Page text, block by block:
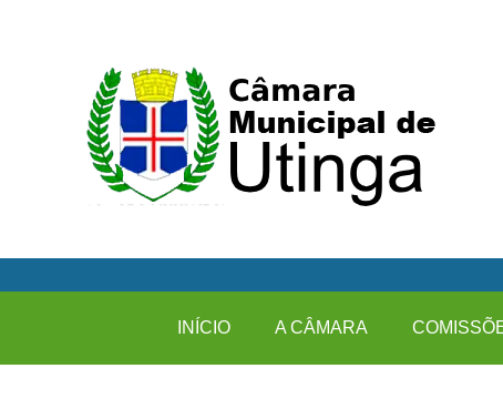
INÍCIO A CÂMARA